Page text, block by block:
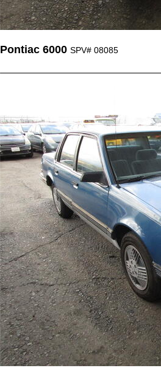
Pontiac 6000 SPV# 08085